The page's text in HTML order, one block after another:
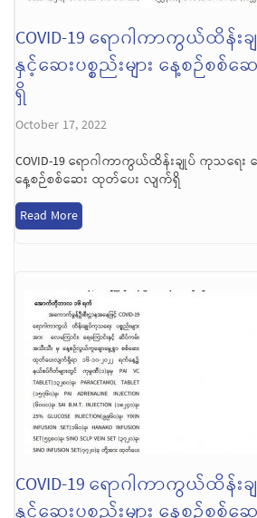
COVID-19 ရောဂါကာကွယ်ထိန်
နှင့်ဆေးပစ္စည်းများ နေ့စဉ်စစ်
ရှိ
October 17, 2022
COVID-19 ရောဂါကာကွယ်ထိန်းချုပ် ကုသရေး ဆ
နေ့စဉ်စစ်ဆေး ထုတ်ပေး လျက်ရှိ
Read More
COVID-19 ရောဂါကာကွယ်ထိန်